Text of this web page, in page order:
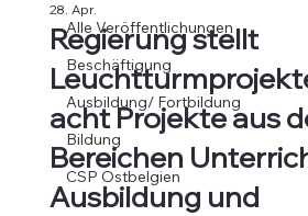
Alle Veröffentlichungen
Beschäftigung
Ausbildung/ Fortbildung
Bildung
CSP Ostbelgien
Regierung stellt
acht Projekte aus
Bereichen
Ausbildung und
28. Apr.